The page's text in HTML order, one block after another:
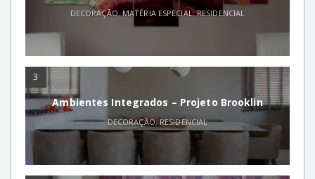
DECORAÇÃO,MATÉRIA ESPECIAL,RESIDENCIAL
3
Ambientes Integrados – Projeto Brooklin
DECORAÇÃO,RESIDENCIAL